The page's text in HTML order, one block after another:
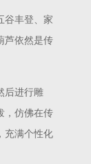
谷丰登、家
芦依然是传
后进行雕
，仿佛在传
充满个性化